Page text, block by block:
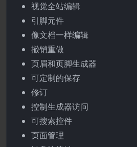
视觉全站编辑
引脚元件
像文档一样编辑
撤销重做
页眉和页脚生成器
可定制的保存
修订
控制生成器访问
可搜索控件
页面管理